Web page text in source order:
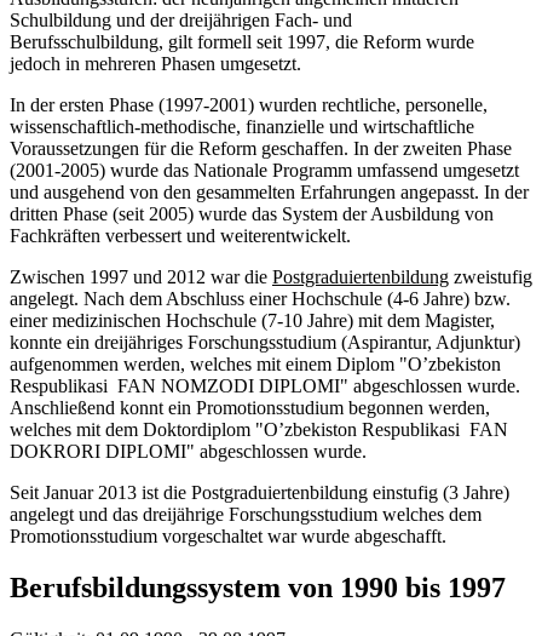
Schulbildung und der dreijährigen Fach- und
Berufsschulbildung, gilt formell seit 1997, die Reform wurde
jedoch in mehreren Phasen umgesetzt.
In der ersten Phase (1997-2001) wurden rechtliche, personelle,
wissenschaftlich-methodische, finanzielle und wirtschaftliche
Voraussetzungen für die Reform geschaffen. In der zweiten Phase
(2001-2005) wurde das Nationale Programm umfassend umgesetzt
und ausgehend von den gesammelten Erfahrungen angepasst. In der
dritten Phase (seit 2005) wurde das System der Ausbildung von
Fachkräften verbessert und weiterentwickelt.
Zwischen 1997 und 2012 war die Postgraduiertenbildung zweistufig
angelegt. Nach dem Abschluss einer Hochschule (4-6 Jahre) bzw.
einer medizinischen Hochschule (7-10 Jahre) mit dem Magister,
konnte ein dreijähriges Forschungsstudium (Aspirantur, Adjunktur)
aufgenommen werden, welches mit einem Diplom "O’zbekiston
Respublikasi FAN NOMZODI DIPLOMI" abgeschlossen wurde.
Anschließend konnt ein Promotionsstudium begonnen werden,
welches mit dem Doktordiplom "O’zbekiston Respublikasi FAN
DOKRORI DIPLOMI" abgeschlossen wurde.
Seit Januar 2013 ist die Postgraduiertenbildung einstufig (3 Jahre)
angelegt und das dreijährige Forschungsstudium welches dem
Promotionsstudium vorgeschaltet war wurde abgeschafft.
Berufsbildungssystem von 1990 bis 1997